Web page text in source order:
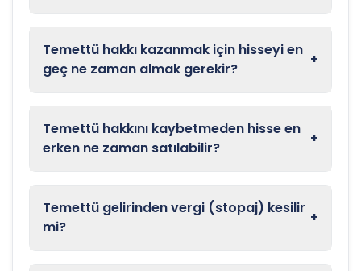
Temettü hakkı kazanmak için hisseyi en
geç ne zaman almak gerekir?
+
Temettü hakkını kaybetmeden hisse en
erken ne zaman satılabilir?
+
Temettü gelirinden vergi (stopaj) kesilir
mi?
+